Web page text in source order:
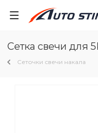
Сетка свечи для
Сеточки свечи накала